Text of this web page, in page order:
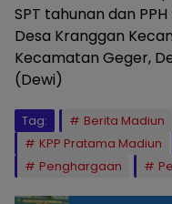
SPT tahunan dan
Desa Kranggan
Kecamatan Geger,
(Dewi)
Tag: Berita Madiun
KPP Pratama Madiun
Penghargaan